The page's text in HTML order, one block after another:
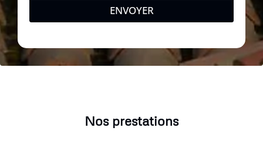
ENVOYER
Nos prestations